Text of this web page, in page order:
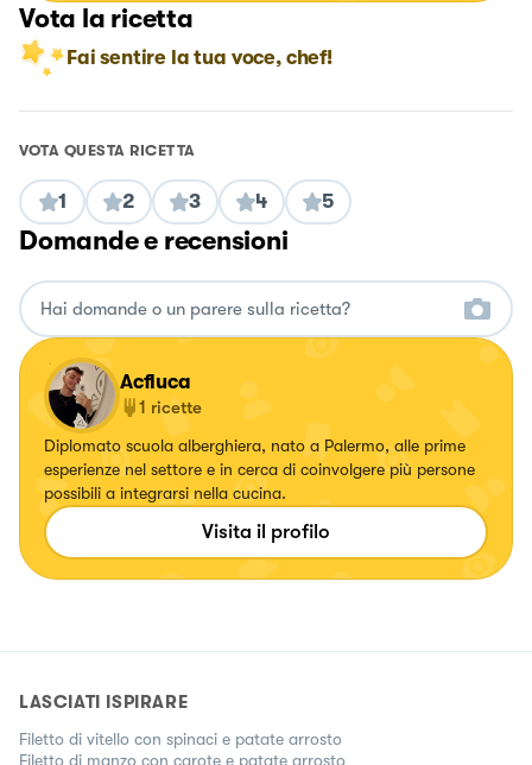
Vota la ricetta
Fai sentire la tua voce, chef!
VOTA QUESTA RICETTA
1 2 3 4 5
Domande e recensioni
Acfluca
1 ricette
Diplomato scuola alberghiera, nato a Palermo, alle prime
esperienze nel settore e in cerca di coinvolgere più persone
possibili a integrarsi nella cucina.
Visita il profilo
LASCIATI ISPIRARE
Filetto di vitello con spinaci e patate arrosto
Filetto di manzo con carote e patate arrosto